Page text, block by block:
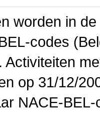
worden in
codes
Activiteiten
op 31/12/
NACE-